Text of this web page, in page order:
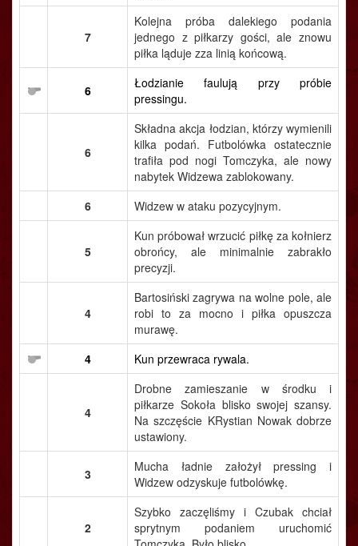
7
Kolejna próba dalekiego podania
jednego z piłkarzy gości, ale znowu
piłka ląduje zza linią końcową.
6
Łodzianie faulują przy próbie
pressingu.
6
Składna akcja łodzian, którzy wymienili
kilka podań. Futbolówka ostatecznie
trafiła pod nogi Tomczyka, ale nowy
nabytek Widzewa zablokowany.
6
Widzew w ataku pozycyjnym.
5
Kun próbował wrzucić piłkę za kołnierz
obrońcy, ale minimalnie zabrakło
precyzji.
4
Bartosiński zagrywa na wolne pole, ale
robi to za mocno i piłka opuszcza
murawę.
4
Kun przewraca rywala.
4
Drobne zamieszanie w środku i
piłkarze Sokoła blisko swojej szansy.
Na szczęście KRystian Nowak dobrze
ustawiony.
3
Mucha ładnie założył pressing i
Widzew odzyskuje futbolówkę.
2
Szybko zaczęliśmy i Czubak chciał
sprytnym podaniem uruchomić